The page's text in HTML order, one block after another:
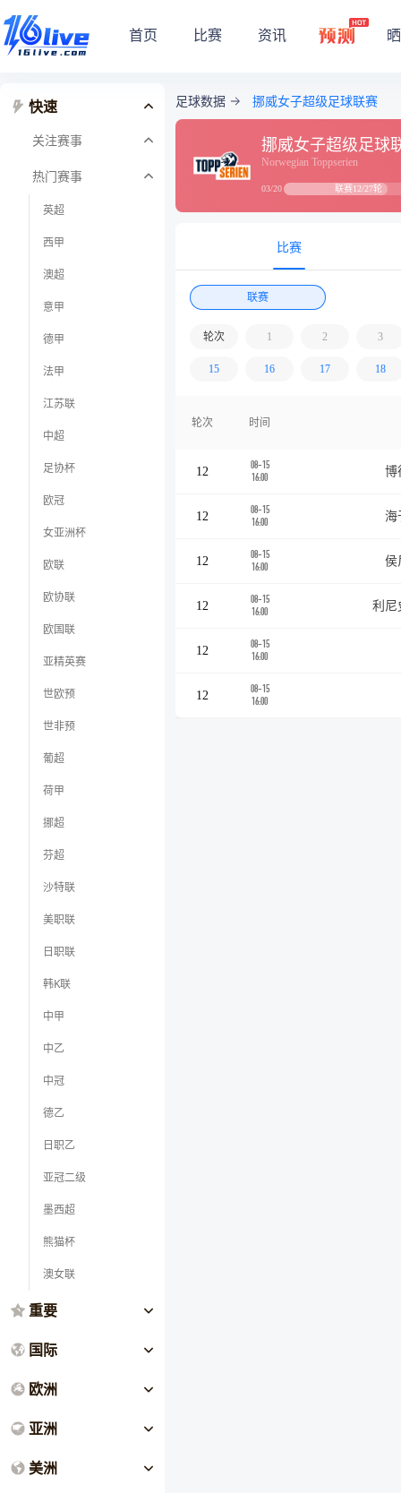
首页 比赛 资讯
快速
关注赛事
热门赛事
英超
西甲
澳超
意甲
德甲
法甲
江苏联
中超
足协杯
欧冠
女亚洲杯
欧联
欧协联
欧国联
亚精英赛
世欧预
世非预
葡超
荷甲
挪超
芬超
沙特联
美职联
日职联
韩K联
中甲
中乙
中冠
德乙
日职乙
亚冠二级
墨西超
熊猫杯
澳女联
重要
国际
欧洲
亚洲
美洲
足球数据 挪威女子超级足球联赛
挪威女子超级足球
Norwegian Toppserien
03/20 联赛12/27轮
比赛
联赛
轮次 1 2 3
15 16 17 18
轮次 时间
12
08-15
16:00
博
12
08-15
16:00
海
12
08-15
16:00
侯
12
08-15
16:00
利尼
12
08-15
16:00
12
08-15
16:00